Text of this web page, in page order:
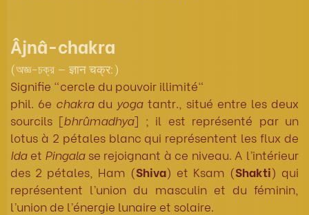
Âjnâ-chakra
(অজ্ঞ-চক্র — ज्ञान चक्र:)
Signifie "cercle du pouvoir illimité"
phil. 6e chakradu yogatantr., situé entre les deux
sourcils [bhrûmadhya] ; il est représenté par un
lotus à 2 pétales blanc qui représentent les flux de
Idaet Pingalase rejoignant à ce niveau. A l’intérieur
des 2 pétales, Ham (Shiva) et Ksam (Shakti) qui
représentent l’union du masculin et du féminin,
l’union de l’énergie lunaire et solaire.